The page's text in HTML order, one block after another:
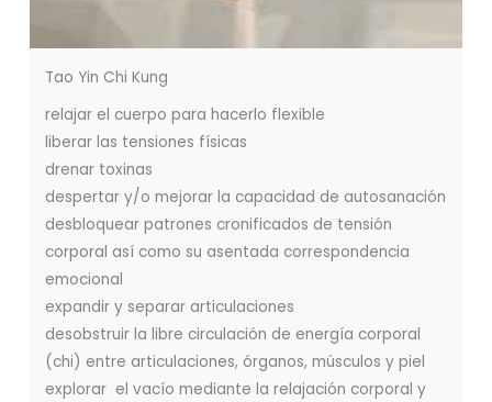
Tao Yin Chi Kung
relajar el cuerpo para hacerlo flexible
liberar las tensiones físicas
drenar toxinas
despertar y/o mejorar la capacidad de autosanación
desbloquear patrones cronificados de tensión
corporal así como su asentada correspondencia
emocional
expandir y separar articulaciones
desobstruir la libre circulación de energía corporal
(chi) entre articulaciones, órganos, músculos y piel
explorar el vacío mediante la relajación corporal y